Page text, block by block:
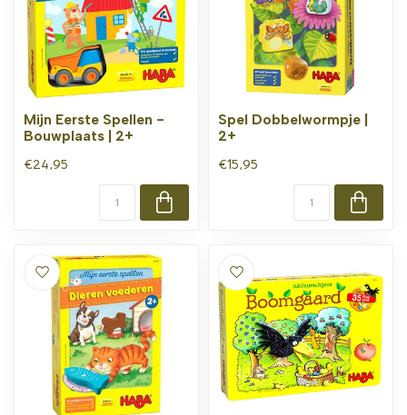
Mijn Eerste Spellen -
Bouwplaats | 2+
€24,95
Spel Dobbelwormpje |
2+
€15,95